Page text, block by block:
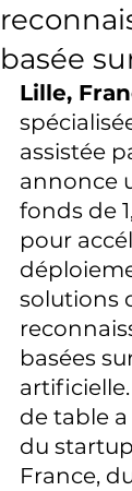
basée
Lille,
assistée
annonce
fonds de
pour
solutions
basées
de table
du
France,